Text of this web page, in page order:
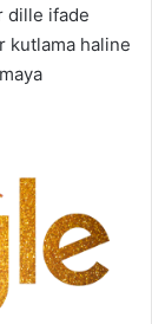
dille ifade
kutlama haline